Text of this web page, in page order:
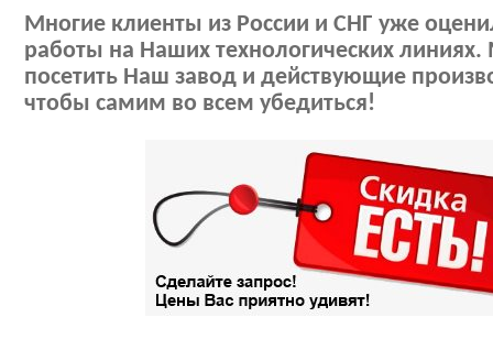
Многие клиенты из России и СНГ уже
работы на Наших технологических
посетить Наш завод и действующие
чтобы самим во всем убедиться!